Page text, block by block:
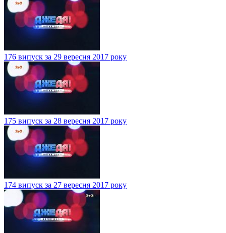
176 випуск за 29 вересня 2017 року
175 випуск за 28 вересня 2017 року
174 випуск за 27 вересня 2017 року